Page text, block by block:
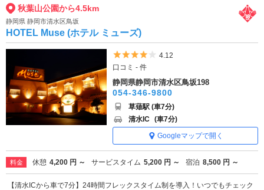
秋葉山公園から4.5km
静岡県 静岡市清水区鳥坂
HOTEL Muse (ホテル ミューズ)
5つ星のうち4
4.12
口コミ - 件
静岡県静岡市清水区鳥坂198
054-346-9800
草薙駅 (車7分)
清水IC (車7分)
Googleマップで開く
料金 休憩 4,200 円 ～ サービスタイム 5,200 円 ～ 宿泊 8,500 円 ～
【清水ICから車で7分】24時間フレックスタイム制を導入！いつでもチェック